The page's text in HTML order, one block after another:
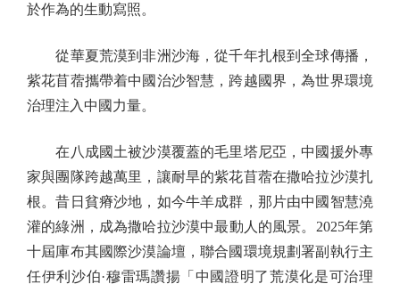
於作為的生動寫照。
從華夏荒漠到非洲沙海，從千年扎根到全球傳播，
紫花苜蓿攜帶着中國治沙智慧，跨越國界，為世界環境
治理注入中國力量。
在八成國土被沙漠覆蓋的毛里塔尼亞，中國援外專
家與團隊跨越萬里，讓耐旱的紫花苜蓿在撒哈拉沙漠扎
根。昔日貧瘠沙地，如今牛羊成群，那片由中國智慧澆
灌的綠洲，成為撒哈拉沙漠中最動人的風景。2025年第
十屆庫布其國際沙漠論壇，聯合國環境規劃署副執行主
任伊利沙伯·穆雷瑪讚揚「中國證明了荒漠化是可治理